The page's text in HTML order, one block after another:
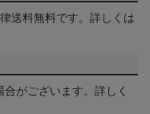
送料無料です。詳しくは
がございます。詳しく